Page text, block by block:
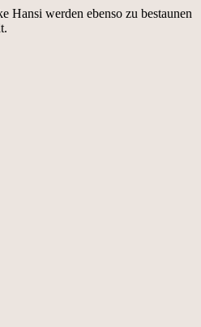
Hansi werden ebenso zu bestaunen